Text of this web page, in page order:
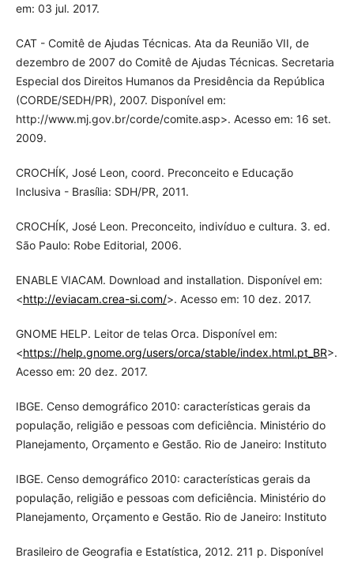
em: 03 jul. 2017.
CAT - Comitê de Ajudas Técnicas. Ata da Reunião VII, de
dezembro de 2007 do Comitê de Ajudas Técnicas. Secretaria
Especial dos Direitos Humanos da Presidência da República
(CORDE/SEDH/PR), 2007. Disponível em:
http://www.mj.gov.br/corde/comite.asp>. Acesso em: 16 set.
2009.
CROCHÍK, José Leon, coord. Preconceito e Educação
Inclusiva - Brasília: SDH/PR, 2011.
CROCHÍK, José Leon. Preconceito, indivíduo e cultura. 3. ed.
São Paulo: Robe Editorial, 2006.
ENABLE VIACAM. Download and installation. Disponível em:
<http://eviacam.crea-si.com/>. Acesso em: 10 dez. 2017.
GNOME HELP. Leitor de telas Orca. Disponível em:
<https://help.gnome.org/users/orca/stable/index.html.pt_BR>.
Acesso em: 20 dez. 2017.
IBGE. Censo demográfico 2010: características gerais da
população, religião e pessoas com deficiência. Ministério do
Planejamento, Orçamento e Gestão. Rio de Janeiro: Instituto
IBGE. Censo demográfico 2010: características gerais da
população, religião e pessoas com deficiência. Ministério do
Planejamento, Orçamento e Gestão. Rio de Janeiro: Instituto
Brasileiro de Geografia e Estatística, 2012. 211 p. Disponível